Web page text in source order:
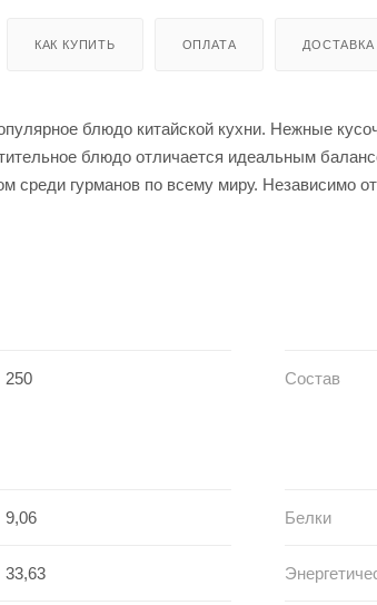
КАК КУПИТЬ ОПЛАТА ДОСТАВКА
блюдо китайской кухни. Нежные
блюдо отличается идеальным
среди гурманов по всему миру. Независимо
250 Состав
9,06 Белки
33,63